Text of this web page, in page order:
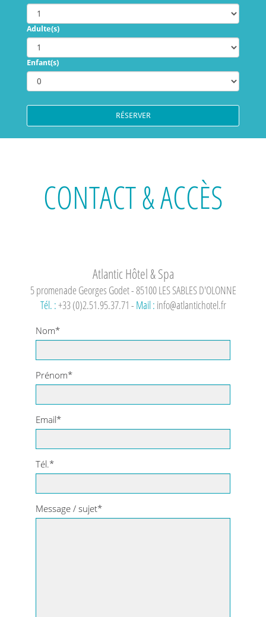
Adulte(s)
Enfant(s)
CONTACT & ACCÈS
Atlantic Hôtel & Spa
5 promenade Georges Godet - 85100 LES SABLES D'OLONNE
Tél. :+33 (0)2.51.95.37.71 - Mail : info@atlantichotel.fr
Nom*
Prénom*
Email*
Tél.*
Message / sujet*